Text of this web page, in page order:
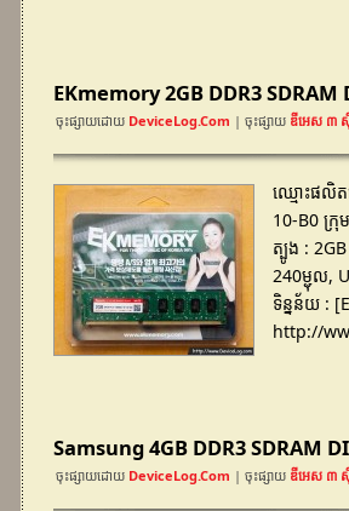
EKmemory 2GB DDR3
ចុះផ្សាយដោយ DeviceLog.com | ចុះផ្សាយ ឌីអេស ៣
ឈ្មោះ​ផលិត
10-B0 ក្
ត្បូង :
240ម្ជុល,
ទិន្នន័យ :
http://
Samsung 4GB DDR3 SDRAM
ចុះផ្សាយដោយ DeviceLog.com | ចុះផ្សាយ ឌីអេស ៣